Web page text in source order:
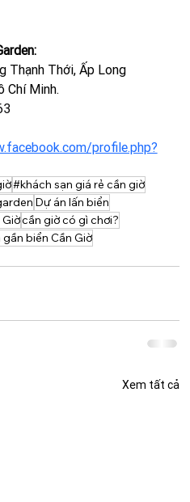
Thạnh Thới, Ấp Long
Chí Minh.
profile.php?
#khách sạn giá rẻ cần giờ
Dự án lấn biển
cần giờ có gì chơi?
biển Cần Giờ
Xem tất cả